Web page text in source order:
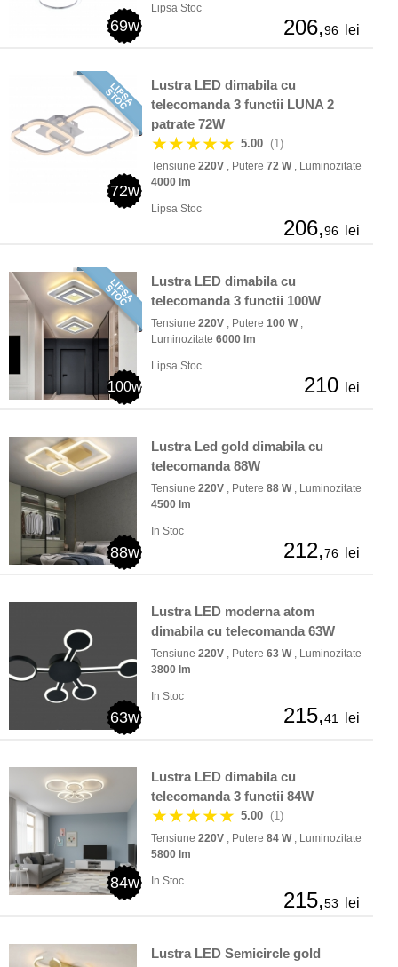
69w
Lipsa Stoc
206,96 lei
72w
Lustra LED dimabila cu
telecomanda 3 functii LUNA 2
patrate 72W
★★★★★ 5.00 (1)
Tensiune 220V , Putere 72 W, Luminozitate
4000 lm
Lipsa Stoc
206,96 lei
100w
Lustra LED dimabila cu
telecomanda 3 functii 100W
Tensiune 220V , Putere 100 W,
Luminozitate 6000 lm
Lipsa Stoc
210 lei
88w
Lustra Led gold dimabila cu
telecomanda 88W
Tensiune 220V , Putere 88 W, Luminozitate
4500 lm
In Stoc
212,76 lei
63w
Lustra LED moderna atom
dimabila cu telecomanda 63W
Tensiune 220V , Putere 63 W, Luminozitate
3800 lm
In Stoc
215,41 lei
84w
Lustra LED dimabila cu
telecomanda 3 functii 84W
★★★★★ 5.00 (1)
Tensiune 220V , Putere 84 W, Luminozitate
5800 lm
In Stoc
215,53 lei
Lustra LED Semicircle gold